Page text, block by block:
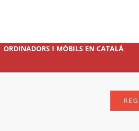
ORDINADORS I MÒBILS EN CATALÀ